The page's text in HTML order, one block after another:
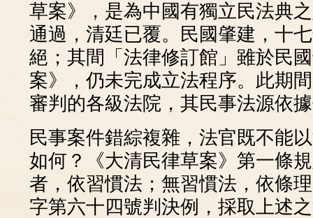
草案》，是為中國有獨立民法典
通過，清廷已覆。民國肇建，十
絕；其間「法律修訂館」雖於民
案》，仍未完成立法程序。此期
審判的各級法院，其民事法源依
民事案件錯綜複雜，法官既不能
如何？《大清民律草案》第一條
者，依習慣法；無習慣法，依條
字第六十四號判決例，採取上述